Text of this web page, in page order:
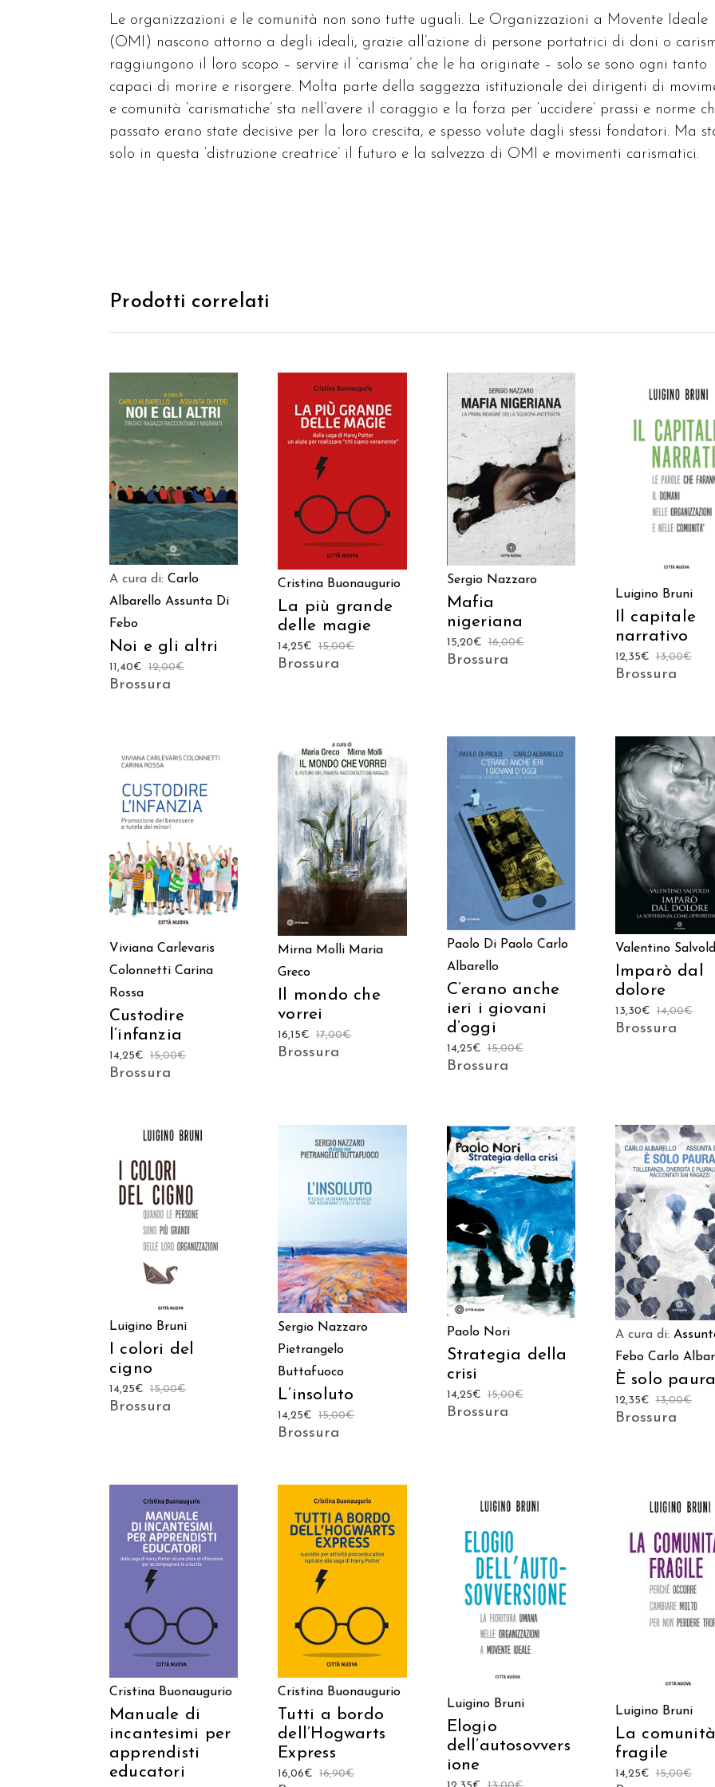
Le organizzazioni e le comunità non sono tutte uguali. Le Organizzazioni a Movente Ideale
(OMI) nascono attorno a degli ideali, grazie all’azione di persone portatrici di doni o
raggiungono il loro scopo – servire il ‘carisma’ che le ha originate – solo se sono ogni tanto
capaci di morire e risorgere. Molta parte della saggezza istituzionale dei dirigenti di
e comunità ‘carismatiche’ sta nell’avere il coraggio e la forza per ‘uccidere’ prassi e norme
passato erano state decisive per la loro crescita, e spesso volute dagli stessi fondatori. Ma
solo in questa ‘distruzione creatrice’ il futuro e la salvezza di OMI e movimenti carismatici.
Prodotti correlati
AGGIUNGI AL
A cura di: Carlo
Albarello Assunta Di
Febo
Noi e gli altri
12,00€
11,40€
Brossura
AGGIUNGI AL
CARRELLO
Cristina Buonaugurio
La più grande
delle magie
15,00€
14,25€
Brossura
AGGIUNGI AL
CARRELLO
Sergio Nazzaro
Mafia
nigeriana
16,00€
15,20€
Brossura
AGGIUNGI AL
CARRELLO
Luigino Bruni
Il capitale
narrativo
13,00€
12,35€
Brossura
AGGIUNGI AL
CARRELLO
Viviana Carlevaris
Colonnetti Carina
Rossa
Custodire
l’infanzia
15,00€
14,25€
Brossura
AGGIUNGI AL
CARRELLO
Mirna Molli Maria
Greco
Il mondo che
vorrei
17,00€
16,15€
Brossura
AGGIUNGI AL
CARRELLO
Paolo Di Paolo Carlo
Albarello
C’erano anche
ieri i giovani
d’oggi
15,00€
14,25€
Brossura
AGGIUNGI AL
CARRELLO
Valentino
Imparò dal
dolore
14,00€
13,30€
Brossura
AGGIUNGI AL
CARRELLO
Luigino Bruni
I colori del
cigno
15,00€
14,25€
Brossura
AGGIUNGI AL
Sergio Nazzaro
Pietrangelo
Buttafuoco
L’insoluto
15,00€
14,25€
Brossura
AGGIUNGI AL
CARRELLO
Paolo Nori
Strategia della
crisi
15,00€
14,25€
Brossura
AGGIUNGI AL
CARRELLO
A cura di:
Febo Carlo
È solo
13,00€
12,35€
Brossura
AGGIUNGI AL
CARRELLO
Cristina Buonaugurio
Manuale di
incantesimi per
apprendisti
educatori
AGGIUNGI AL
CARRELLO
Cristina Buonaugurio
Tutti a bordo
dell’Hogwarts
Express
16,90€
16,06€
AGGIUNGI AL
CARRELLO
Luigino Bruni
Elogio
dell’autosovvers
ione
AGGIUNGI AL
CARRELLO
Luigino Bruni
La
fragile
15,00€
14,25€